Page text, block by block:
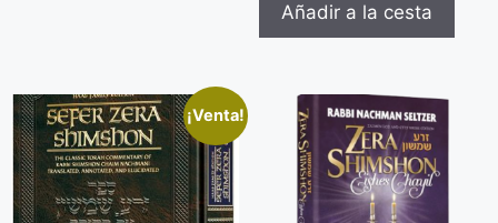
Añadir a la cesta
¡Venta!